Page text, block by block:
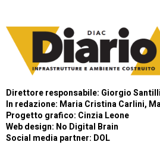
Direttore responsabile: Giorgio Santilli
In redazione: Maria Cristina Carlini,
Progetto grafico: Cinzia Leone
Web design: No Digital Brain
Social media partner: DOL